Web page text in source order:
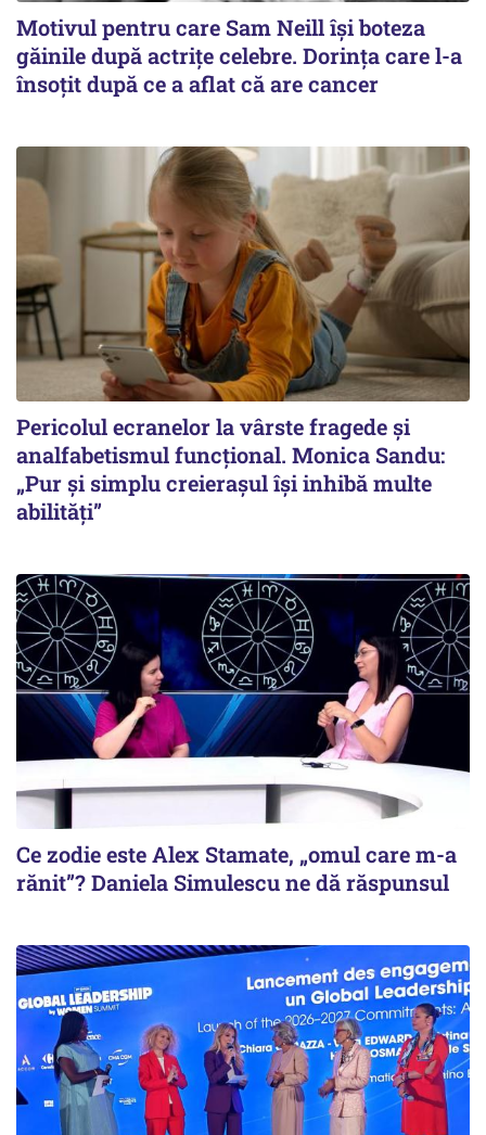
Motivul pentru care Sam Neill își boteza
găinile după actrițe celebre. Dorința care l-a
însoțit după ce a aflat că are cancer
Pericolul ecranelor la vârste fragede și
analfabetismul funcțional. Monica Sandu:
„Pur și simplu creierașul își inhibă multe
abilități”
Ce zodie este Alex Stamate, „omul care m-a
rănit”? Daniela Simulescu ne dă răspunsul